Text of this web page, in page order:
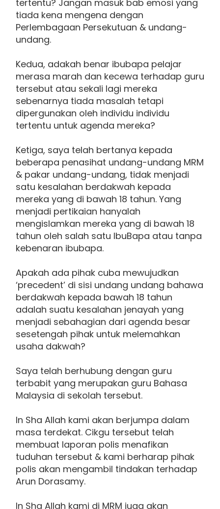
tertentu? Jangan masuk bab emosi yang
tiada kena mengena dengan
Perlembagaan Persekutuan & undang-
undang.
Kedua, adakah benar ibubapa pelajar
merasa marah dan kecewa terhadap guru
tersebut atau sekali lagi mereka
sebenarnya tiada masalah tetapi
dipergunakan oleh individu individu
tertentu untuk agenda mereka?
Ketiga, saya telah bertanya kepada
beberapa penasihat undang-undang MRM
& pakar undang-undang, tidak menjadi
satu kesalahan berdakwah kepada
mereka yang di bawah 18 tahun. Yang
menjadi pertikaian hanyalah
mengislamkan mereka yang di bawah 18
tahun oleh salah satu IbuBapa atau tanpa
kebenaran ibubapa.
Apakah ada pihak cuba mewujudkan
‘precedent’ di sisi undang undang bahawa
berdakwah kepada bawah 18 tahun
adalah suatu kesalahan jenayah yang
menjadi sebahagian dari agenda besar
sesetengah pihak untuk melemahkan
usaha dakwah?
Saya telah berhubung dengan guru
terbabit yang merupakan guru Bahasa
Malaysia di sekolah tersebut.
In Sha Allah kami akan berjumpa dalam
masa terdekat. Cikgu tersebut telah
membuat laporan polis menafikan
tuduhan tersebut & kami berharap pihak
polis akan mengambil tindakan terhadap
Arun Dorasamy.
In Sha Allah kami di MRM juga akan